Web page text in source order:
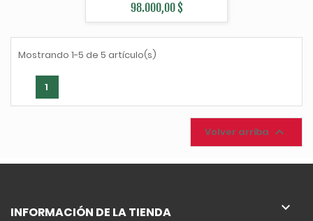
98.000,00 $
Mostrando 1-5 de 5 artículo(s)
1
Volver arriba 
INFORMACIÓN DE LA TIENDA 